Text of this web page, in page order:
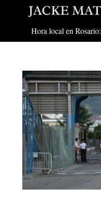
Hora local en Rosario: